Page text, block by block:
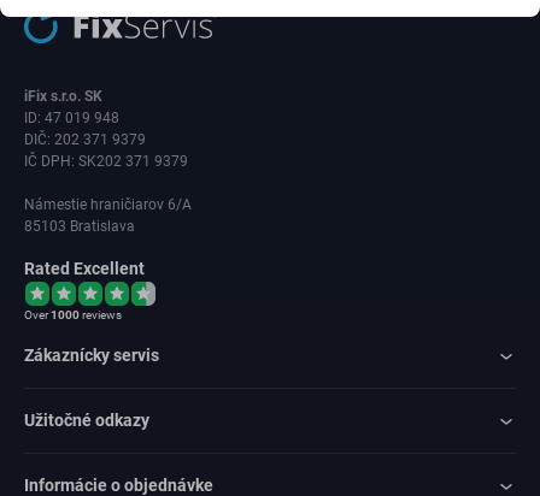
iFix s.r.o. SK
ID: 47 019 948
DIČ: 202 371 9379
IČ DPH: SK202 371 9379
Námestie hraničiarov 6/A
85103 Bratislava
Rated Excellent
Over1000reviews
Zákaznícky servis
Užitočné odkazy
Informácie o objednávke